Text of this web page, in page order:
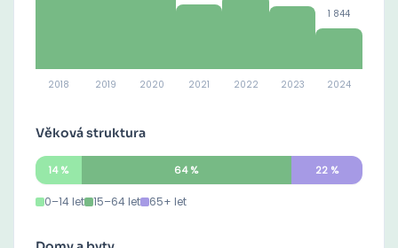
2018 2019 2020 2021 2022 2023
1 844
2024
Věková struktura
14% 64% 22 %
0–14 let 15–64 let 65+ let